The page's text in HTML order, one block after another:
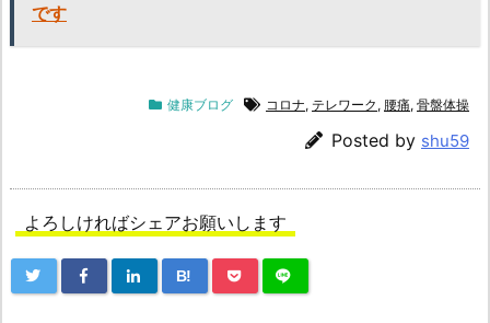
です
健康ブログ コロナ, テレワーク , 腰痛, 骨盤体操
Posted by shu59
よろしければシェアお願いします
B!